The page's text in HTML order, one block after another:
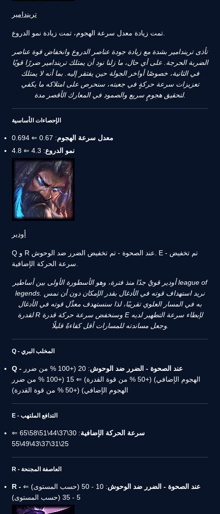
تريندامير
تأذى تريندامير بشدة مع زيادة جودة عناصر الدروع وانخفاض قوة عناصر
الضربة الحرجة. على أي حال، ما زلنا نود أن يمتلك تريندامير ضررًا قويًا
في الثانية، خصوصًا أواخر الجولة حين يفتقر إليه. بما أنه لا يمتلك
تعزيزات سرعة حركةٍ في جعبته، سنحرص على امتلاكه ما يكفي
لتحقيق هجومٍ سريع والصمود في المعارك الأقصر مدة.
الإحصاءات الأساسية
معدل سرعة الهجوم: 0.67 ⇐ 0.694
نمو الدروع: 4.3 ⇐ 4.8
أودير
Q و R عند الصحوة - تم تخفيض الضرر ضد الوحوش. E - تم تخفيض
أودير قويٌ جدًا منذ فترة، وهو الأسطورة الأولى بين أساطير league of
legends. نريد استهداف قوته في الأدغال بقدر الإمكان دون أن نمس
به في المسار العلوي تقريبًا، لذا سنستهدف معدِّل قوته في الأدغال
لقدرة R وسنخفض سرعة حركة قدرة E لإبطاء سرعة التطهير لديه
وجعل مساندته للمسارات أقل كفاءةً قليلًا.
Q - المخلب البري
Q - عند الصحوة - الضرر ضد الوحوش
: 20 (+100 % من ضرر
الهجوم الإضافي) (+50 % من قوة القدرة) ⇐ 15 (+100 % من ضرر
الهجوم الإضافي) (+50 % من قوة القدرة)
E - التدافع الملتهب
سرعة الحركة الإضافية
: 30\37\44\51\58\65 ⇐
25\31\37\43\49\55
R - العاصفة المجنحة
R - عند الصحوة - الضرر ضد الوحوش
: 10 - 50 (حسب المستوى) ⇐
5 - 35 (حسب المستوى)